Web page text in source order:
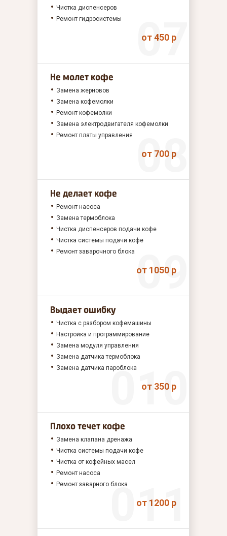
Чистка диспенсеров
Ремонт гидросистемы
от 450 р
Не молет кофе
Замена жерновов
Замена кофемолки
Ремонт кофемолки
Замена электродвигателя кофемолки
Ремонт платы управления
от 700 р
Не делает кофе
Ремонт насоса
Замена термоблока
Чистка диспенсеров подачи кофе
Чистка системы подачи кофе
Ремонт заварочного блока
от 1050 р
Выдает ошибку
Чистка с разбором кофемашины
Настройка и программирование
Замена модуля управления
Замена датчика термоблока
Замена датчика пароблока
от 350 р
Плохо течет кофе
Замена клапана дренажа
Чистка системы подачи кофе
Чистка от кофейных масел
Ремонт насоса
Ремонт заварного блока
от 1200 р